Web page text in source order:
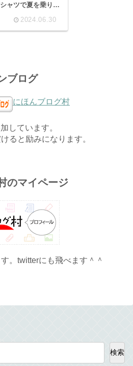
ャツで夏を乗り切
2024.06.30
ブログ
にほんブログ村
しています。
ると励みになります。
のマイページ
。twitterにも飛べます＾＾
検索